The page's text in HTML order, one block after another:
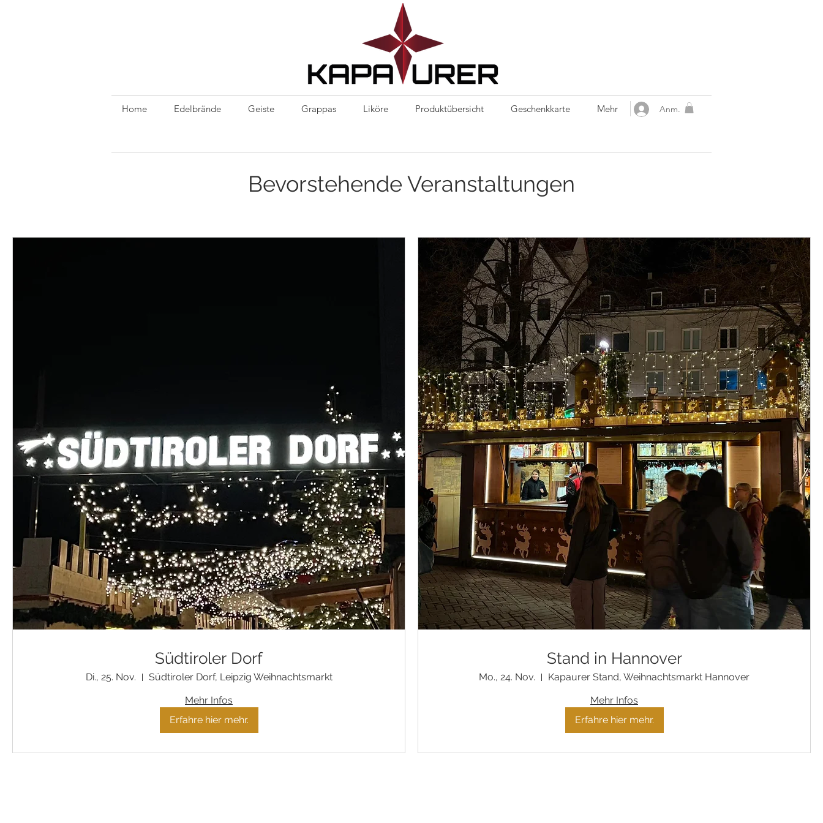
Anm.
Home Edelbrände Geiste Grappas Liköre Produktübersicht Geschenkkarte Mehr
Bevorstehende Veranstaltungen
Südtiroler Dorf
Di., 25. Nov.
Südtiroler Dorf, Leipzig Weihnachtsmarkt
Mehr Infos
Erfahre hier mehr.
Stand in Hannover
Mo., 24. Nov.
Kapaurer Stand, Weihnachtsmarkt Hannover
Mehr Infos
Erfahre hier mehr.